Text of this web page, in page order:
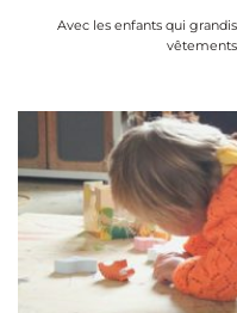
Avec les enfants qui
vêtements